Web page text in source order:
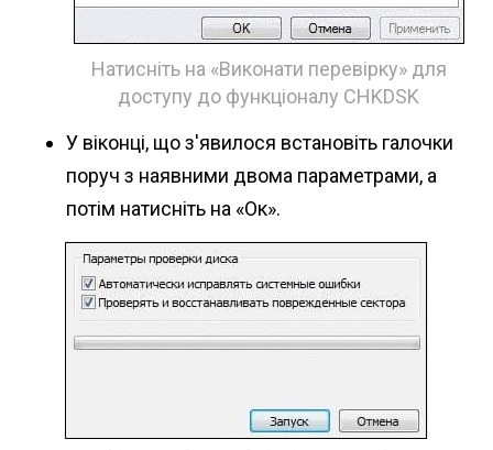
Натисніть на «Виконати перевірку» для
доступу до функціоналу CHKDSK
У віконці, що з'явилося встановіть галочки
поруч з наявними двома параметрами, а
потім натисніть на «Ок».